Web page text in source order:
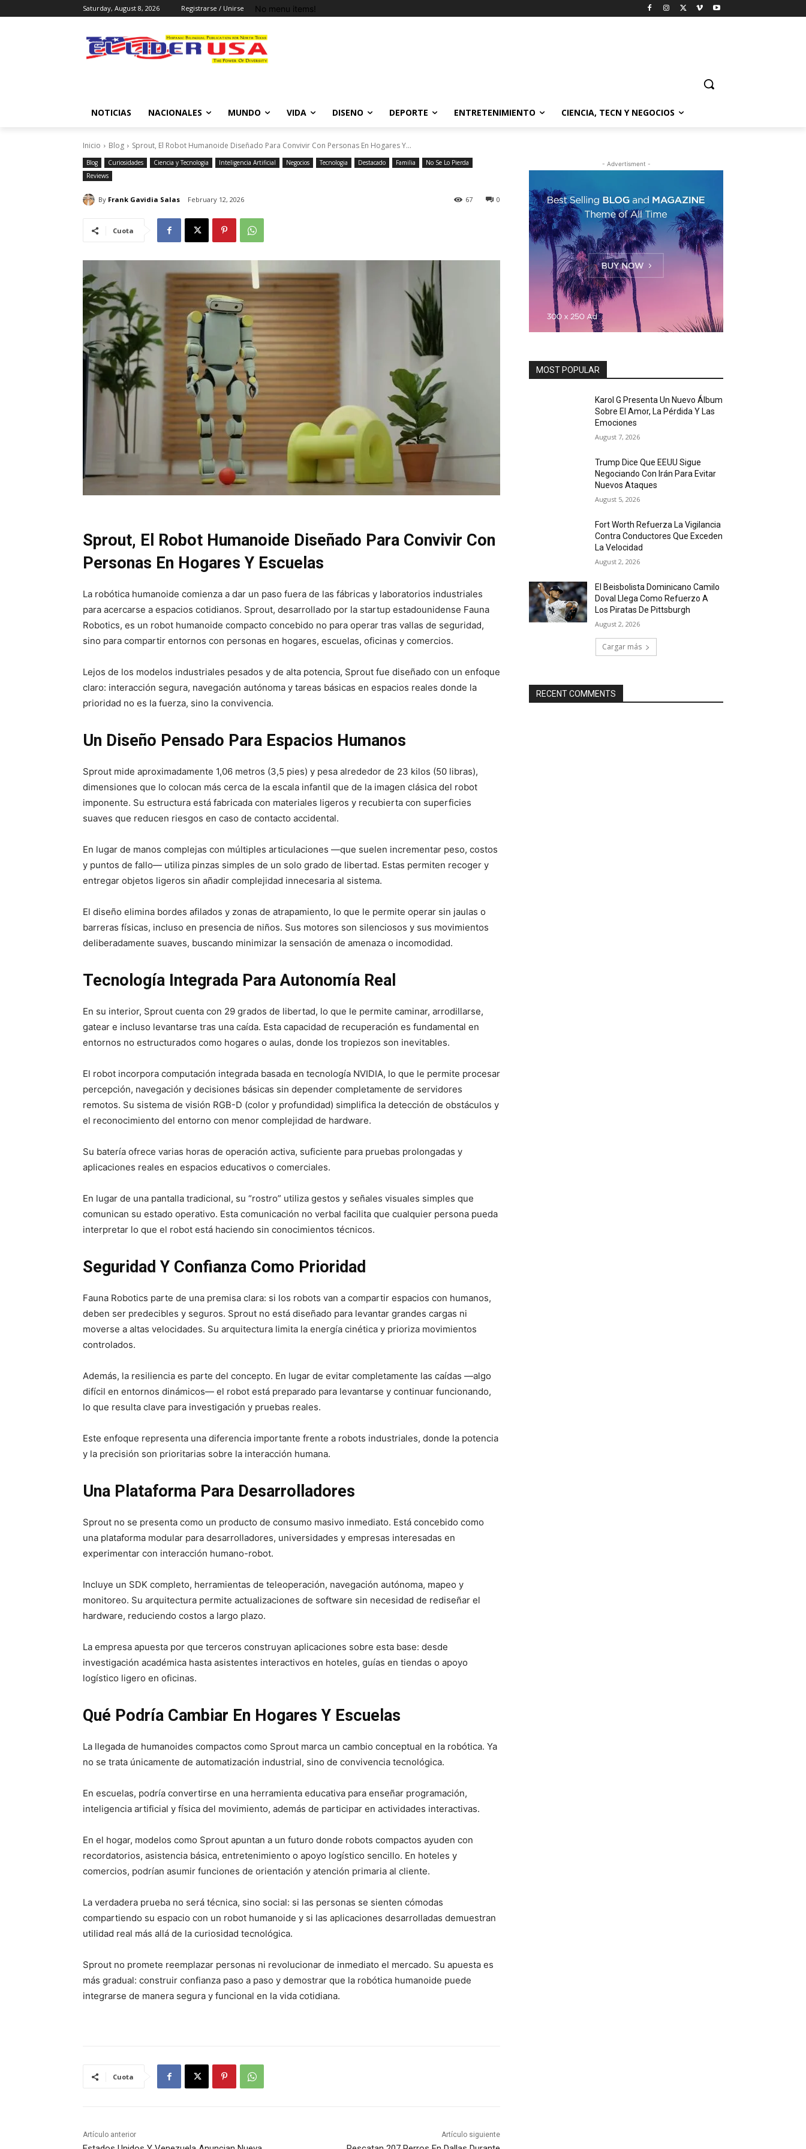
Saturday, August 8, 2026 Registrarse / Unirse No menu items!
NOTICIAS NACIONALES MUNDO VIDA DISENO DEPORTE ENTRETENIMIENTO CIENCIA, TECN Y NEGOCIOS
Inicio Blog Sprout, El Robot Humanoide Diseñado Para Convivir Con Personas En Hogares Y...
Blog Curiosidades Ciencia y Tecnologia Inteligencia Artificial Negocios Tecnologia Destacado Familia
No Se Lo Pierda
Reviews
By Frank Gavidia Salas February 12, 2026 0
67
Cuota
Sprout, El Robot Humanoide Diseñado Para Convivir Con
Personas En Hogares Y Escuelas
La robótica humanoide comienza a dar un paso fuera de las fábricas y laboratorios industriales
para acercarse a espacios cotidianos. Sprout, desarrollado por la startup estadounidense Fauna
Robotics, es un robot humanoide compacto concebido no para operar tras vallas de seguridad,
sino para compartir entornos con personas en hogares, escuelas, oficinas y comercios.
Lejos de los modelos industriales pesados y de alta potencia, Sprout fue diseñado con un enfoque
claro: interacción segura, navegación autónoma y tareas básicas en espacios reales donde la
prioridad no es la fuerza, sino la convivencia.
Un Diseño Pensado Para Espacios Humanos
Sprout mide aproximadamente 1,06 metros (3,5 pies) y pesa alrededor de 23 kilos (50 libras),
dimensiones que lo colocan más cerca de la escala infantil que de la imagen clásica del robot
imponente. Su estructura está fabricada con materiales ligeros y recubierta con superficies
suaves que reducen riesgos en caso de contacto accidental.
En lugar de manos complejas con múltiples articulaciones —que suelen incrementar peso, costos
y puntos de fallo— utiliza pinzas simples de un solo grado de libertad. Estas permiten recoger y
entregar objetos ligeros sin añadir complejidad innecesaria al sistema.
El diseño elimina bordes afilados y zonas de atrapamiento, lo que le permite operar sin jaulas o
barreras físicas, incluso en presencia de niños. Sus motores son silenciosos y sus movimientos
deliberadamente suaves, buscando minimizar la sensación de amenaza o incomodidad.
Tecnología Integrada Para Autonomía Real
En su interior, Sprout cuenta con 29 grados de libertad, lo que le permite caminar, arrodillarse,
gatear e incluso levantarse tras una caída. Esta capacidad de recuperación es fundamental en
entornos no estructurados como hogares o aulas, donde los tropiezos son inevitables.
El robot incorpora computación integrada basada en tecnología NVIDIA, lo que le permite procesar
percepción, navegación y decisiones básicas sin depender completamente de servidores
remotos. Su sistema de visión RGB-D (color y profundidad) simplifica la detección de obstáculos y
el reconocimiento del entorno con menor complejidad de hardware.
Su batería ofrece varias horas de operación activa, suficiente para pruebas prolongadas y
aplicaciones reales en espacios educativos o comerciales.
En lugar de una pantalla tradicional, su “rostro” utiliza gestos y señales visuales simples que
comunican su estado operativo. Esta comunicación no verbal facilita que cualquier persona pueda
interpretar lo que el robot está haciendo sin conocimientos técnicos.
Seguridad Y Confianza Como Prioridad
Fauna Robotics parte de una premisa clara: si los robots van a compartir espacios con humanos,
deben ser predecibles y seguros. Sprout no está diseñado para levantar grandes cargas ni
moverse a altas velocidades. Su arquitectura limita la energía cinética y prioriza movimientos
controlados.
Además, la resiliencia es parte del concepto. En lugar de evitar completamente las caídas —algo
difícil en entornos dinámicos— el robot está preparado para levantarse y continuar funcionando,
lo que resulta clave para investigación y pruebas reales.
Este enfoque representa una diferencia importante frente a robots industriales, donde la potencia
y la precisión son prioritarias sobre la interacción humana.
Una Plataforma Para Desarrolladores
Sprout no se presenta como un producto de consumo masivo inmediato. Está concebido como
una plataforma modular para desarrolladores, universidades y empresas interesadas en
experimentar con interacción humano-robot.
Incluye un SDK completo, herramientas de teleoperación, navegación autónoma, mapeo y
monitoreo. Su arquitectura permite actualizaciones de software sin necesidad de rediseñar el
hardware, reduciendo costos a largo plazo.
La empresa apuesta por que terceros construyan aplicaciones sobre esta base: desde
investigación académica hasta asistentes interactivos en hoteles, guías en tiendas o apoyo
logístico ligero en oficinas.
Qué Podría Cambiar En Hogares Y Escuelas
La llegada de humanoides compactos como Sprout marca un cambio conceptual en la robótica. Ya
no se trata únicamente de automatización industrial, sino de convivencia tecnológica.
En escuelas, podría convertirse en una herramienta educativa para enseñar programación,
inteligencia artificial y física del movimiento, además de participar en actividades interactivas.
En el hogar, modelos como Sprout apuntan a un futuro donde robots compactos ayuden con
recordatorios, asistencia básica, entretenimiento o apoyo logístico sencillo. En hoteles y
comercios, podrían asumir funciones de orientación y atención primaria al cliente.
La verdadera prueba no será técnica, sino social: si las personas se sienten cómodas
compartiendo su espacio con un robot humanoide y si las aplicaciones desarrolladas demuestran
utilidad real más allá de la curiosidad tecnológica.
Sprout no promete reemplazar personas ni revolucionar de inmediato el mercado. Su apuesta es
más gradual: construir confianza paso a paso y demostrar que la robótica humanoide puede
integrarse de manera segura y funcional en la vida cotidiana.
Cuota
Artículo anterior Artículo siguiente
- Advertisment -
MOST POPULAR
Karol G Presenta Un Nuevo Álbum
Sobre El Amor, La Pérdida Y Las
Emociones
August 7, 2026
Trump Dice Que EEUU Sigue
Negociando Con Irán Para Evitar
Nuevos Ataques
August 5, 2026
Fort Worth Refuerza La Vigilancia
Contra Conductores Que Exceden
La Velocidad
August 2, 2026
El Beisbolista Dominicano Camilo
Doval Llega Como Refuerzo A
Los Piratas De Pittsburgh
August 2, 2026
Cargar más
RECENT COMMENTS